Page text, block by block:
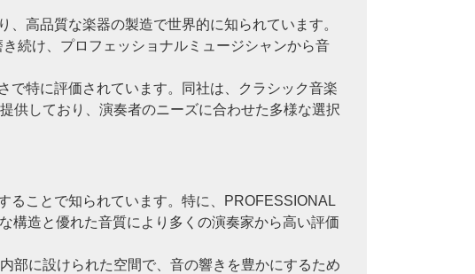
高品質な楽器の製造で世界的に知られています。
続け、プロフェッショナルミュージシャンから音
で特に評価されています。同社は、クラシック音楽
供しており、演奏者のニーズに合わせた多様な選択
ることで知られています。特に、PROFESSIONAL
構造と優れた音質により多くの演奏家から高い評価
部に設けられた空間で、音の響きを豊かにするため